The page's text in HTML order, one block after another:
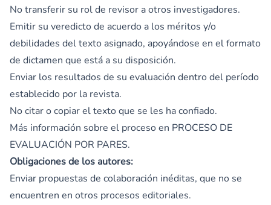
No transferir su rol de revisor a otros investigadores.
Emitir su veredicto de acuerdo a los méritos y/o
debilidades del texto asignado, apoyándose en el formato
de dictamen que está a su disposición.
Enviar los resultados de su evaluación dentro del período
establecido por la revista.
No citar o copiar el texto que se les ha confiado.
Más información sobre el proceso en PROCESO DE
EVALUACIÓN POR PARES.
Obligaciones de los autores:
Enviar propuestas de colaboración inéditas, que no se
encuentren en otros procesos editoriales.